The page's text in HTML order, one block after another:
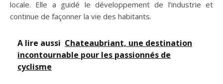
locale. Elle a guidé le développement de l’industrie et
continue de façonner la vie des habitants.
A lire aussi Chateaubriant, une destination
incontournable pour les passionnés de
cyclisme